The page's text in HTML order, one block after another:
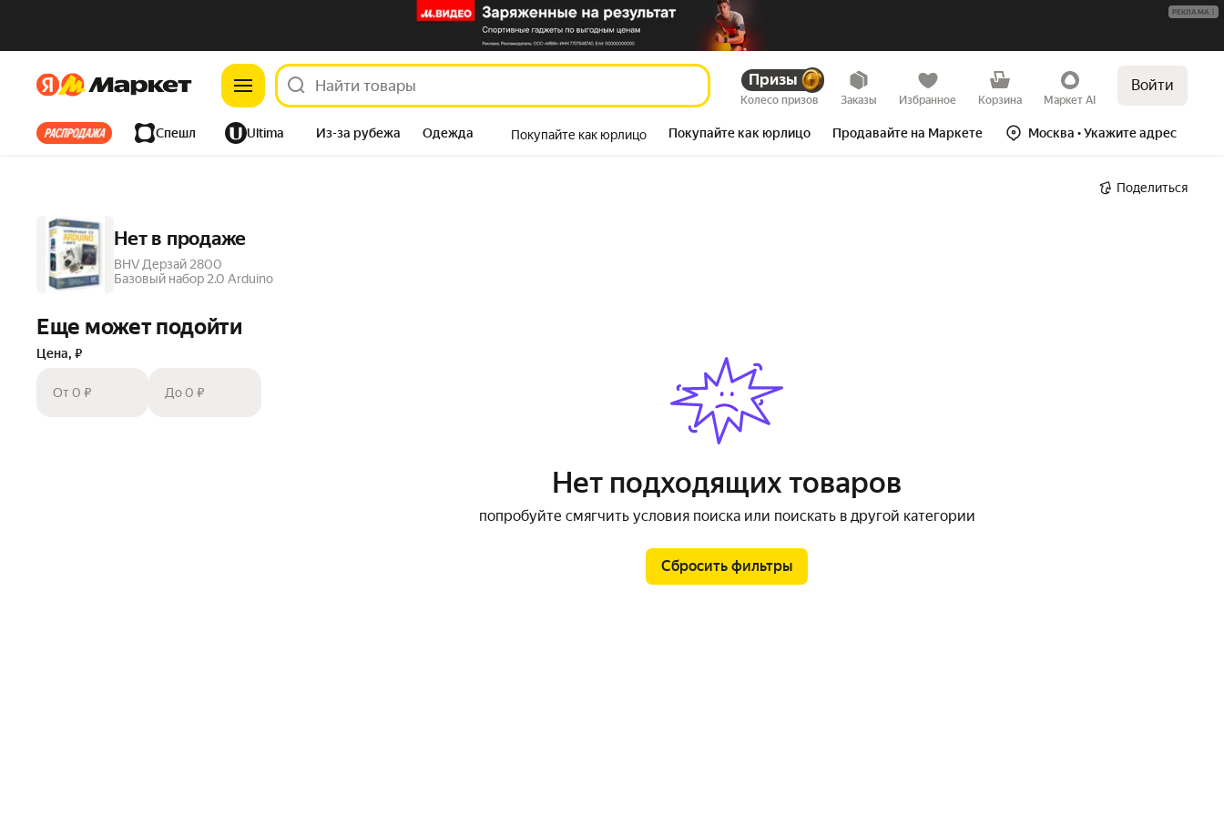
ЯндексЯндекс Призы
Колесо призов Заказы Избранное Корзина Маркет AI
Войти
Все хиты Спешл Ultima Из-за рубежа Одежда Покупайте как юрлицо Покупайте как юрлицо Продавайте на Маркете Москва • Укажите адрес
РЕКЛАМА
Поделиться
Нет в продаже
BHV Дерзай 2800
Базовый набор 2.0 Arduino
Еще может подойти
Цена, ₽
От 0 ₽ До 0 ₽
Нет подходящих товаров
попробуйте смягчить условия поиска или поискать в другой категории
Сбросить фильтры